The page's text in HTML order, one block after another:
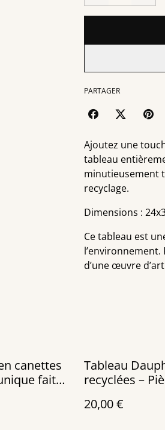
PARTAGER
Ajoutez une
tableau
minutieusement
recyclage.
Dimensions :
Ce tableau est
d’une œuvre
canettes
faite
Tableau Dauphin en
recyclées –
20,00 €